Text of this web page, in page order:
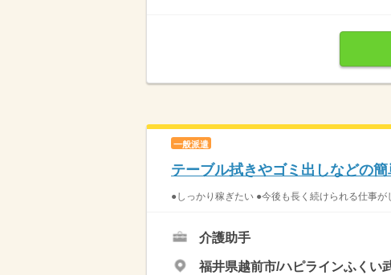
一般派遣
テーブル拭きやゴミ出しなどの
●しっかり稼ぎたい ●今後も長く続けられる仕事
介護助手
福井県越前市/ハピラインふくい